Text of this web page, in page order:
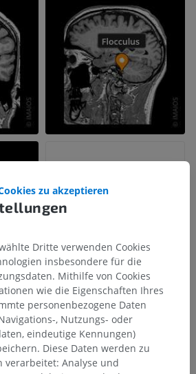
zu akzeptieren
Dritte verwenden Cookies
insbesondere für die
Mithilfe von Cookies
wie die Eigenschaften Ihres
personenbezogene Daten
, Nutzungs- oder
eindeutige Kennungen)
Diese Daten werden zu
verarbeitet: Analyse und